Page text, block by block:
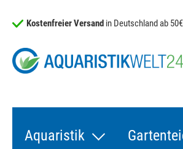
Kostenfreier Versand in Deutschland ab 50€
Aquaristik